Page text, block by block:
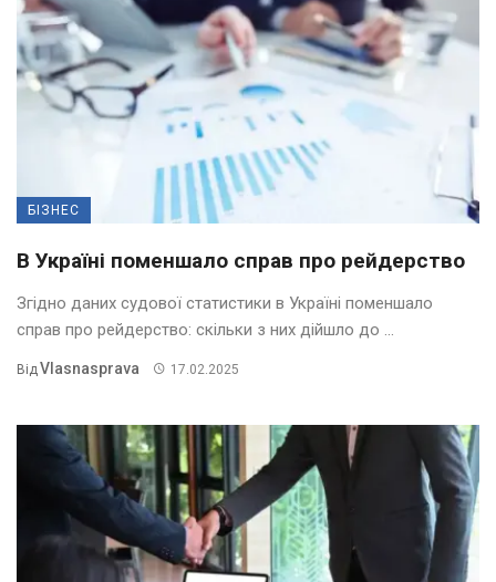
БІЗНЕС
В Україні поменшало справ про рейдерство
Згідно даних судової статистики в Україні поменшало
справ про рейдерство: скільки з них дійшло до ...
Від Vlasnasprava 17.02.2025